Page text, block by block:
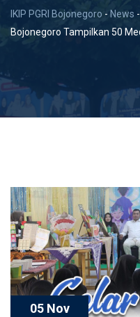
IKIP PGRI Bojonegoro - News -
Bojonegoro Tampilkan 50
05 Nov